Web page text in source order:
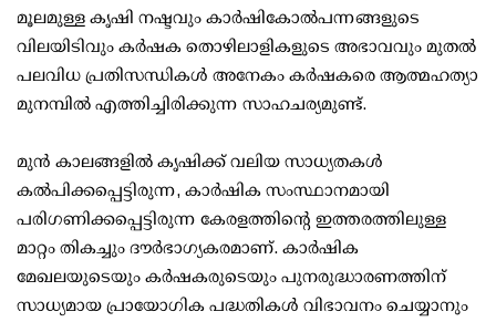
മൂലമുള്ള കൃഷി നഷ്ടവും കാര്‍ഷികോല്‍പന്നങ്ങളുടെ
വിലയിടിവും കര്‍ഷക തൊഴിലാളികളുടെ അഭാവവും മുതല്‍
പലവിധ പ്രതിസന്ധികള്‍ അനേകം കര്‍ഷകരെ ആത്മഹത്യാ
മുനമ്പില്‍ എത്തിച്ചിരിക്കുന്ന സാഹചര്യമുണ്ട്.
മുന്‍ കാലങ്ങളില്‍ കൃഷിക്ക് വലിയ സാധ്യതകള്‍
കല്‍പിക്കപ്പെട്ടിരുന്ന, കാര്‍ഷിക സംസ്ഥാനമായി
പരിഗണിക്കപ്പെട്ടിരുന്ന കേരളത്തിന്റെ ഇത്തരത്തിലുള്ള
മാറ്റം തികച്ചും ദൗര്‍ഭാഗ്യകരമാണ്. കാര്‍ഷിക
മേഖലയുടെയും കര്‍ഷകരുടെയും പുനരുദ്ധാരണത്തിന്
സാധ്യമായ പ്രായോഗിക പദ്ധതികള്‍ വിഭാവനം ചെയ്യാനും